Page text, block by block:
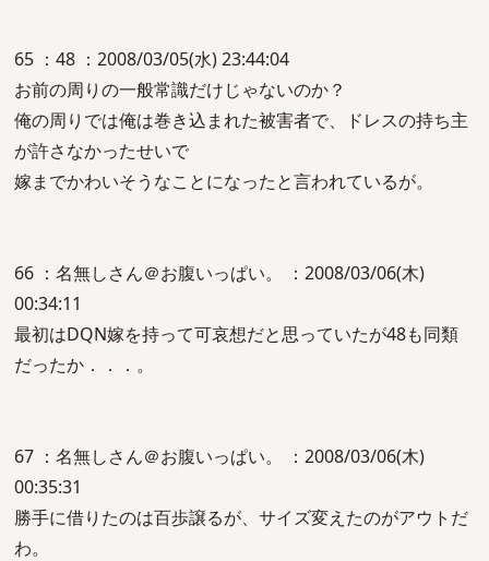
65 ：48 ：2008/03/05(水) 23:44:04
お前の周りの一般常識だけじゃないのか？
俺の周りでは俺は巻き込まれた被害者で、ドレスの持ち主
が許さなかったせいで
嫁までかわいそうなことになったと言われているが。
66 ：名無しさん＠お腹いっぱい。 ：2008/03/06(木)
00:34:11
最初はDQN嫁を持って可哀想だと思っていたが48も同類
だったか．．．。
67 ：名無しさん＠お腹いっぱい。 ：2008/03/06(木)
00:35:31
勝手に借りたのは百歩譲るが、サイズ変えたのがアウトだ
わ。